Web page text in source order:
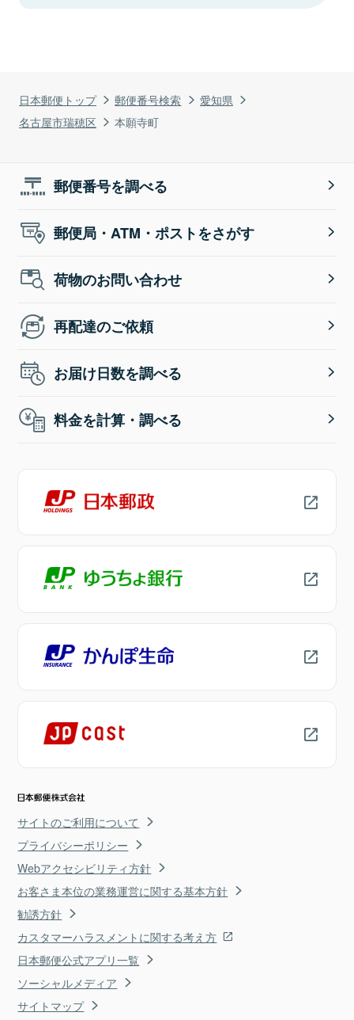
日本郵便トップ 郵便番号検索
愛知県
名古屋市瑞穂区
本願寺町
郵便番号を調べる
郵便局・ATM・ポストをさがす
荷物のお問い合わせ
再配達のご依頼
お届け日数を調べる
料金を計算・調べる
サイトのご利用について
プライバシーポリシー
Webアクセシビリティ方針
お客さま本位の業務運営に関する基本方針
勧誘方針
カスタマーハラスメントに関する考え方
日本郵便公式アプリ一覧
ソーシャルメディア
サイトマップ